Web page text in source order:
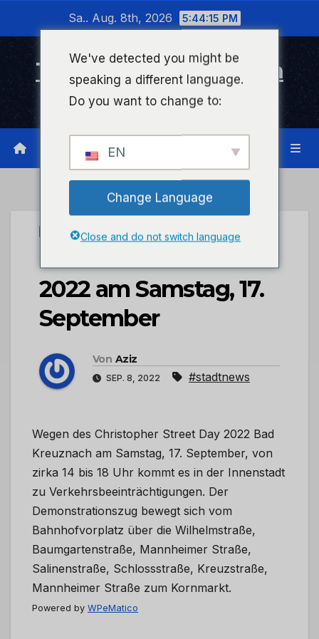
wechseln
Sa.. Aug. 8th, 2026 5:44:15 PM
Timeline Bad Kreuznach
Infonetzwerk für Bad Kreuznach
STADTKREUZNACH
CSD Bad Kreuznach
2022 am Samstag, 17.
September
Von Aziz
SEP. 8, 2022 #stadtnews
Wegen des Christopher Street Day 2022 Bad
Kreuznach am Samstag, 17. September, von
zirka 14 bis 18 Uhr kommt es in der Innenstadt
zu Verkehrsbeeinträchtigungen. Der
Demonstrationszug bewegt sich vom
Bahnhofvorplatz über die Wilhelmstraße,
Baumgartenstraße, Mannheimer Straße,
Salinenstraße, Schlossstraße, Kreuzstraße,
Mannheimer Straße zum Kornmarkt.
Powered by WPeMatico
We've detected you might be
speaking a different language.
Do you want to change to:
EN
Change Language
Close and do not switch language